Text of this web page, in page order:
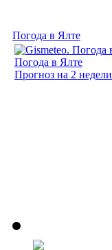
Погода в Ялте
Погода в Ялте
Прогноз на 2 недели